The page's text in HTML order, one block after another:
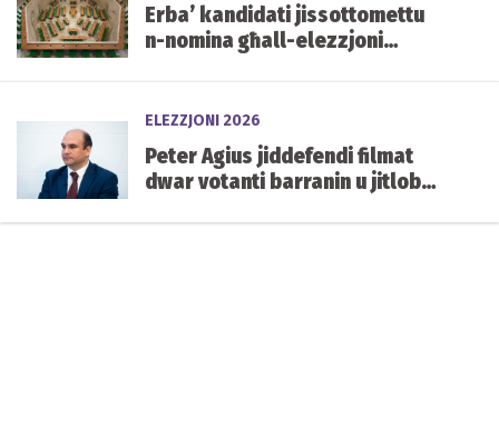
Erba’ kandidati jissottomettu
n-nomina għall-elezzjoni
ELEZZJONI 2026
Peter Agius jiddefendi filmat
dwar votanti barranin u jitlob